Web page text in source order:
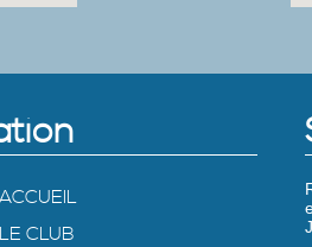
ACCUEIL
LE CLUB